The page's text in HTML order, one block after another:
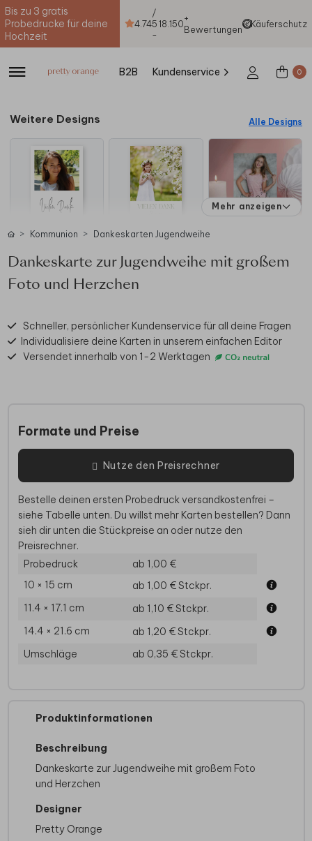
Bis zu 3 gratis
Probedrucke für deine
Hochzeit
4.74
/
5
-
18.150+
Bewertungen
Käuferschutz
B2B Kundenservice 0
Weitere Designs Alle Designs
Mehr anzeigen
Kommunion Dankeskarten Jugendweihe
Dankeskarte zur Jugendweihe mit großem
Foto und Herzchen
Schneller, persönlicher Kundenservice für all deine Fragen
Individualisiere deine Karten in unserem einfachen Editor
Versendet innerhalb von 1-2 Werktagen
Formate und Preise
Nutze den Preisrechner
Bestelle deinen ersten Probedruck versandkostenfrei –
siehe Tabelle unten. Du willst mehr Karten bestellen? Dann
sieh dir unten die Stückpreise an oder nutze den
Preisrechner.
Probedruck
ab 1,00 €
10 × 15 cm
ab 1,00 €Stckpr.
11.4 × 17.1 cm
ab 1,10 €Stckpr.
14.4 × 21.6 cm
ab 1,20 €Stckpr.
Umschläge
ab 0,35 €Stckpr.
Produktinformationen
Beschreibung
Dankeskarte zur Jugendweihe mit großem Foto
und Herzchen
Designer
Pretty Orange